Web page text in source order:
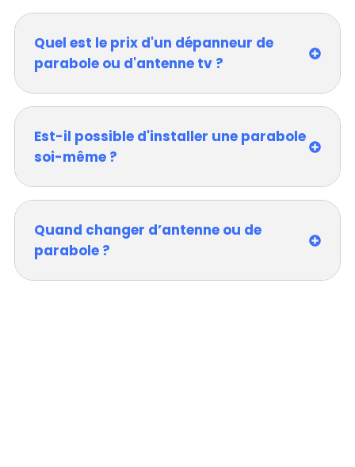
Quel est le prix d'un dépanneur de
parabole ou d'antenne tv ?
Est-il possible d'installer une parabole
soi-même ?
Quand changer d’antenne ou de
parabole ?